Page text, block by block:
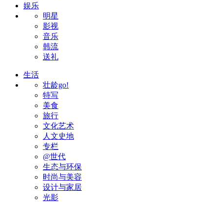
娱乐
明星
影视
音乐
韩流
送礼
生活
壮龄go!
特写
美食
旅行
文化艺术
人文史地
专栏
@世代
生态与环保
时尚与美容
设计与家居
光影